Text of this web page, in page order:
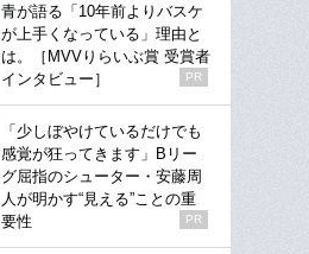
青が語る「10年前よりバスケ
が上手くなっている」理由と
は。［MVVりらいぶ賞 受賞者
インタビュー］
PR
「少しぼやけているだけでも
感覚が狂ってきます」Bリー
グ屈指のシューター・安藤周
人が明かす“見える”ことの重
要性
PR